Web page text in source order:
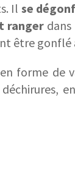
Il se
rangerdans
être
en forme